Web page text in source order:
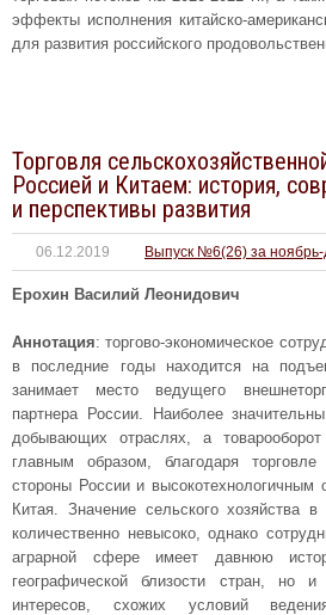
эффекты исполнения китайско-
для развития российского
Торговля
Россией и Китаем: история,
и перспективы развития
06.12.2019 Выпуск №6(26) за ноябрь-
Ерохин Василий Леонидович
Аннотация: торгово-экономическое
в последние годы находится на
занимает место ведущего
партнера России. Наиболее
добывающих отраслях, а
главным образом, благодаря
стороны России и высокотехнологичным
Китая. Значение сельского хозяйства
количественно невысоко, однако
аграрной сфере имеет давнюю
географической близости стран, но и
интересов, схожих условий ведения